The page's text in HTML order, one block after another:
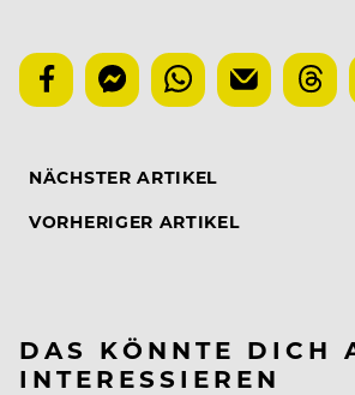
NÄCHSTER ARTIKEL
VORHERIGER ARTIKEL
DAS KÖNNTE DICH
INTERESSIEREN